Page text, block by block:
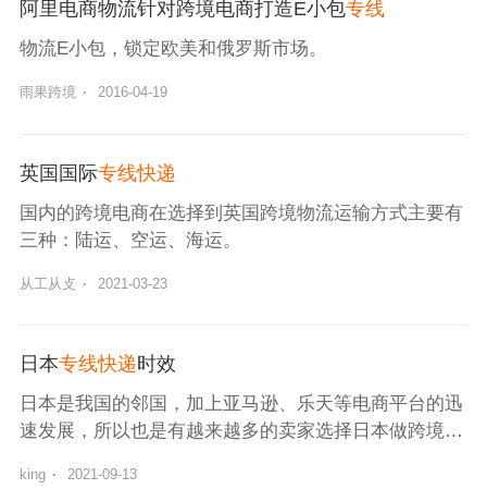
阿里电商物流针对跨境电商打造E小包专线
物流E小包，锁定欧美和俄罗斯市场。
雨果跨境 · 2016-04-19
英国国际专线快递
国内的跨境电商在选择到英国跨境物流运输方式主要有
三种：陆运、空运、海运。
从工从攴 · 2021-03-23
日本专线快递时效
日本是我国的邻国，加上亚马逊、乐天等电商平台的迅
速发展，所以也是有越来越多的卖家选择日本做跨境电
king · 2021-09-13